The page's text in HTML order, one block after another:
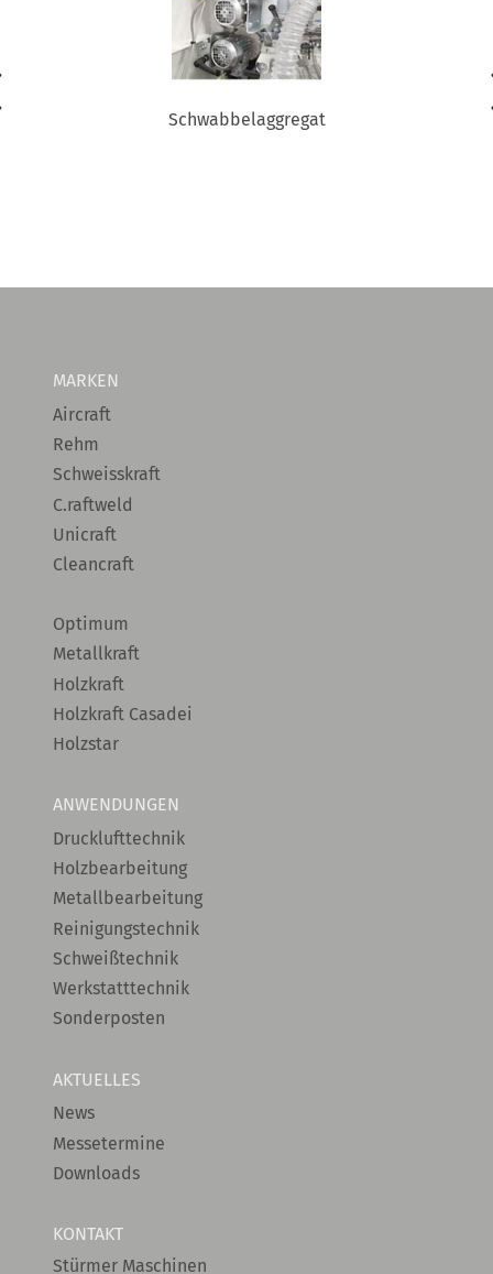
Schwabbelaggregat
MARKEN
Aircraft
Rehm
Schweisskraft
C.raftweld
Unicraft
Cleancraft
Optimum
Metallkraft
Holzkraft
Holzkraft Casadei
Holzstar
ANWENDUNGEN
Drucklufttechnik
Holzbearbeitung
Metallbearbeitung
Reinigungstechnik
Schweißtechnik
Werkstatttechnik
Sonderposten
AKTUELLES
News
Messetermine
Downloads
KONTAKT
Stürmer Maschinen